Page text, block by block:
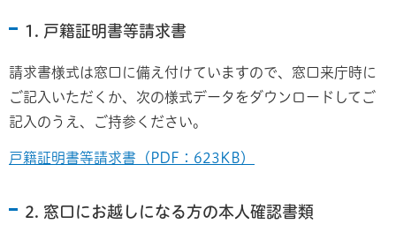
1. 戸籍証明書等請求書
請求書様式は窓口に備え付けていますので、窓口来庁時に
ご記入いただくか、次の様式データをダウンロードしてご
記入のうえ、ご持参ください。
戸籍証明書等請求書（PDF：623KB）
2. 窓口にお越しになる方の本人確認書類